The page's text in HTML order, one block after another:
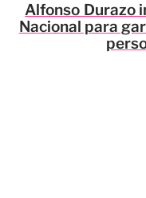
Alfonso Durazo
Nacional para